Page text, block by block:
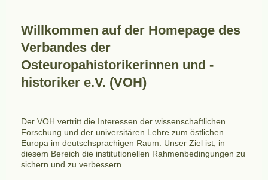
Willkommen auf der Homepage des
Verbandes der
Osteuropahistorikerinnen und -
historiker e.V. (VOH)
Der VOH vertritt die Interessen der wissenschaftlichen
Forschung und der universitären Lehre zum östlichen
Europa im deutschsprachigen Raum. Unser Ziel ist, in
diesem Bereich die institutionellen Rahmenbedingungen zu
sichern und zu verbessern.